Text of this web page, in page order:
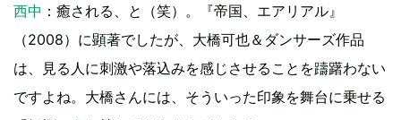
西中 ：癒される、と（笑）。『帝国、エアリアル』
（2008）に顕著でしたが、大橋可也＆ダンサーズ作品
は、見る人に刺激や落込みを感じさせることを躊躇わない
ですよね。大橋さんには、そういった印象を舞台に乗せる